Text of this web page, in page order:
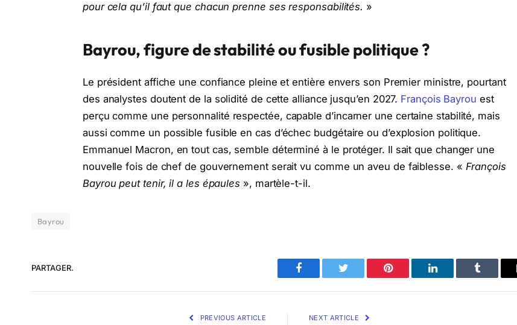
pour cela qu’il faut que chacun prenne ses responsabilités. »
Bayrou, figure de stabilité ou fusible politique ?
Le président affiche une confiance pleine et entière envers son Premier ministre, pourtant
des analystes doutent de la solidité de cette alliance jusqu’en 2027. François Bayrou est
perçu comme une personnalité respectée, capable d’incarner une certaine stabilité, mais
aussi comme un possible fusible en cas d’échec budgétaire ou d’explosion politique.
Emmanuel Macron, en tout cas, semble déterminé à le protéger. Il sait que changer une
nouvelle fois de chef de gouvernement serait vu comme un aveu de faiblesse. « François
Bayrou peut tenir, il a les épaules », martèle-t-il.
Bayrou
PARTAGER.
Facebook Twitter Pinterest LinkedIn Tumblr
PREVIOUS ARTICLE NEXT ARTICLE